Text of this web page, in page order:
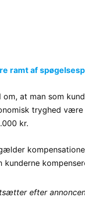
ramt af
at man som
tryghed
kr.
efter